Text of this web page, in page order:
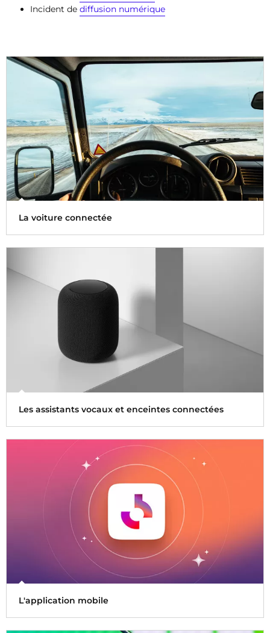
Incident de diffusion numérique
La voiture connectée
L'apparition des voitures connectées offre de nouvelles
possibilités aux utilisateurs pour écouter des contenus
Les assistants vocaux et enceintes connectées
Accédez aux directs de nos radios, à nos webradios, à une
sélection de nos podcasts ainsi qu’aux flashs d’actualités
de Radio France.
L'application mobile